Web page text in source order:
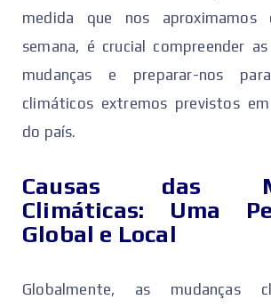
medida que nos
semana, é crucial compreender
mudanças e preparar-nos
climáticos extremos previstos
do país.
Causas das
Climáticas: Uma
Global e Local
Globalmente, as mudanças